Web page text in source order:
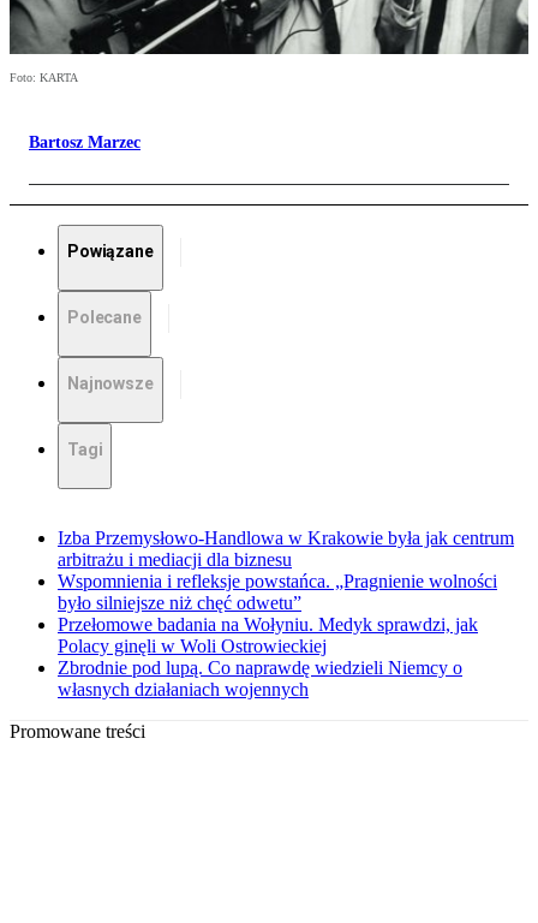
Foto: KARTA
Bartosz Marzec
Powiązane
Polecane
Najnowsze
Tagi
Izba Przemysłowo-Handlowa w Krakowie była jak centrum
arbitrażu i mediacji dla biznesu
Wspomnienia i refleksje powstańca. „Pragnienie wolności
było silniejsze niż chęć odwetu”
Przełomowe badania na Wołyniu. Medyk sprawdzi, jak
Polacy ginęli w Woli Ostrowieckiej
Zbrodnie pod lupą. Co naprawdę wiedzieli Niemcy o
własnych działaniach wojennych
Promowane treści